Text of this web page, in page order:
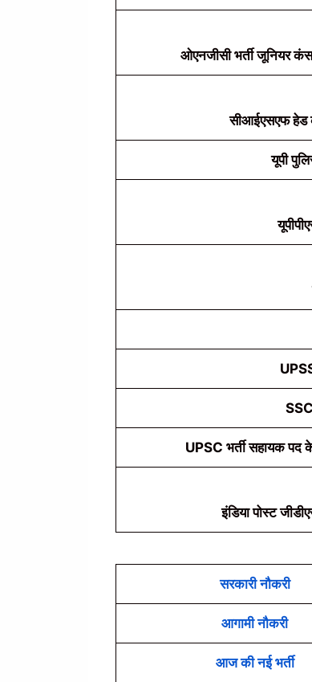
ओएनजीसी भर्ती जूनियर
सीआईएसएफ हेड
यूपी
UPSC भर्ती सहायक
इंडिया पोस्ट
सरकारी नौकरी
आगामी नौकरी
आज की नई भर्ती